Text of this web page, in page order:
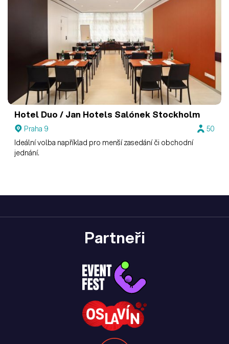
Hotel Duo / Jan Hotels Salónek Stockholm
Praha 9
50
Ideální volba například pro menší zasedání či obchodní
jednání.
Partneři